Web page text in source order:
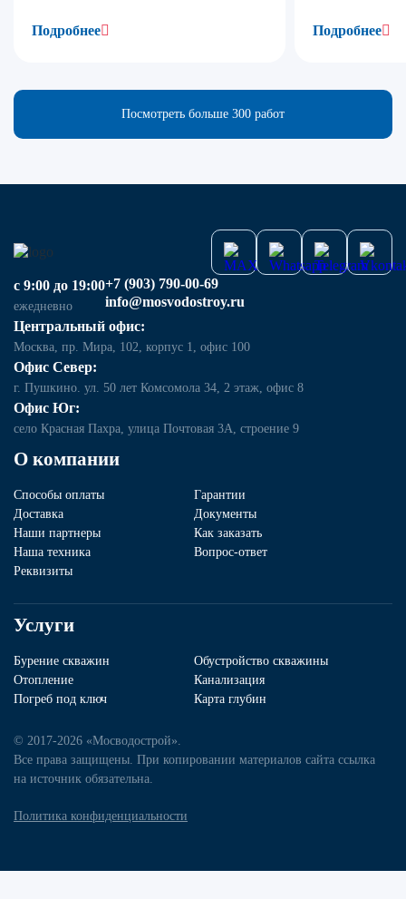
Подробнее Подробнее
Посмотреть больше 300 работ
О компании
Способы оплаты
Гарантии
Доставка
Документы
Наши партнеры
Как заказать
Наша техника
Вопрос-ответ
Реквизиты
Услуги
Бурение скважин
Обустройство скважины
Отопление
Канализация
Погреб под ключ
Карта глубин
с 9:00 до 19:00
ежедневно
+7 (903) 790-00-69
info@mosvodostroy.ru
Центральный офис:
Москва, пр. Мира, 102, корпус 1, офис 100
Офис Север:
г. Пушкино. ул. 50 лет Комсомола 34, 2 этаж, офис 8
Офис Юг:
село Красная Пахра, улица Почтовая 3А, строение 9
© 2017-2026 «Мосводострой».
Все права защищены. При копировании материалов сайта ссылка
на источник обязательна.
Политика конфиденциальности